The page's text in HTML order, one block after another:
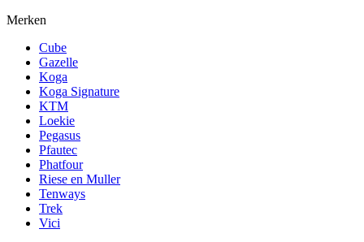
Merken
Cube
Gazelle
Koga
Koga Signature
KTM
Loekie
Pegasus
Pfautec
Phatfour
Riese en Muller
Tenways
Trek
Vici